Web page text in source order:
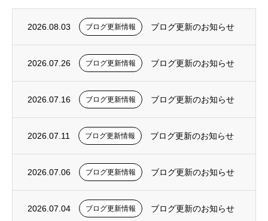
2026.08.03 ブログ更新情報 ブログ更新のお知らせ
2026.07.26 ブログ更新情報 ブログ更新のお知らせ
2026.07.16 ブログ更新情報 ブログ更新のお知らせ
2026.07.11 ブログ更新情報 ブログ更新のお知らせ
2026.07.06 ブログ更新情報 ブログ更新のお知らせ
2026.07.04 ブログ更新情報 ブログ更新のお知らせ